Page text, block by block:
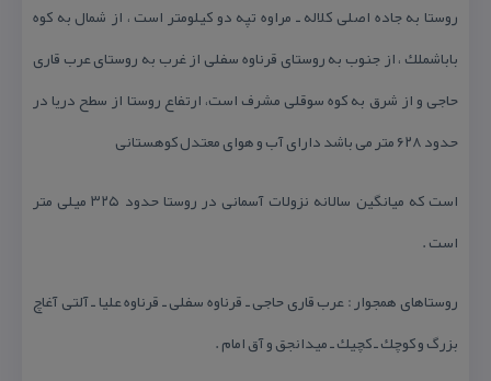
روستا به جاده اصلی كلاله ـ مراوه تپه دو كیلومتر است ، از شمال به كوه
باباشملك ، از جنوب به روستای قرناوه سفلی از غرب به روستای عرب قاری
حاجی و از شرق به كوه سوقلی مشرف است، ارتفاع روستا از سطح دریا در
حدود ۶۲۸ متر می باشد دارای آب و هوای معتدل كوهستانی
است كه میانگین سالانه نزولات آسمانی در روستا حدود ۳۲۵ میلی متر
است .
روستاهای همجوار : عرب قاری حاجی ـ قرناوه سفلی ـ قرناوه علیا ـ آلتی آغاچ
بزرگ و كوچك ـ كچیك ـ میدانجق و آق امام .